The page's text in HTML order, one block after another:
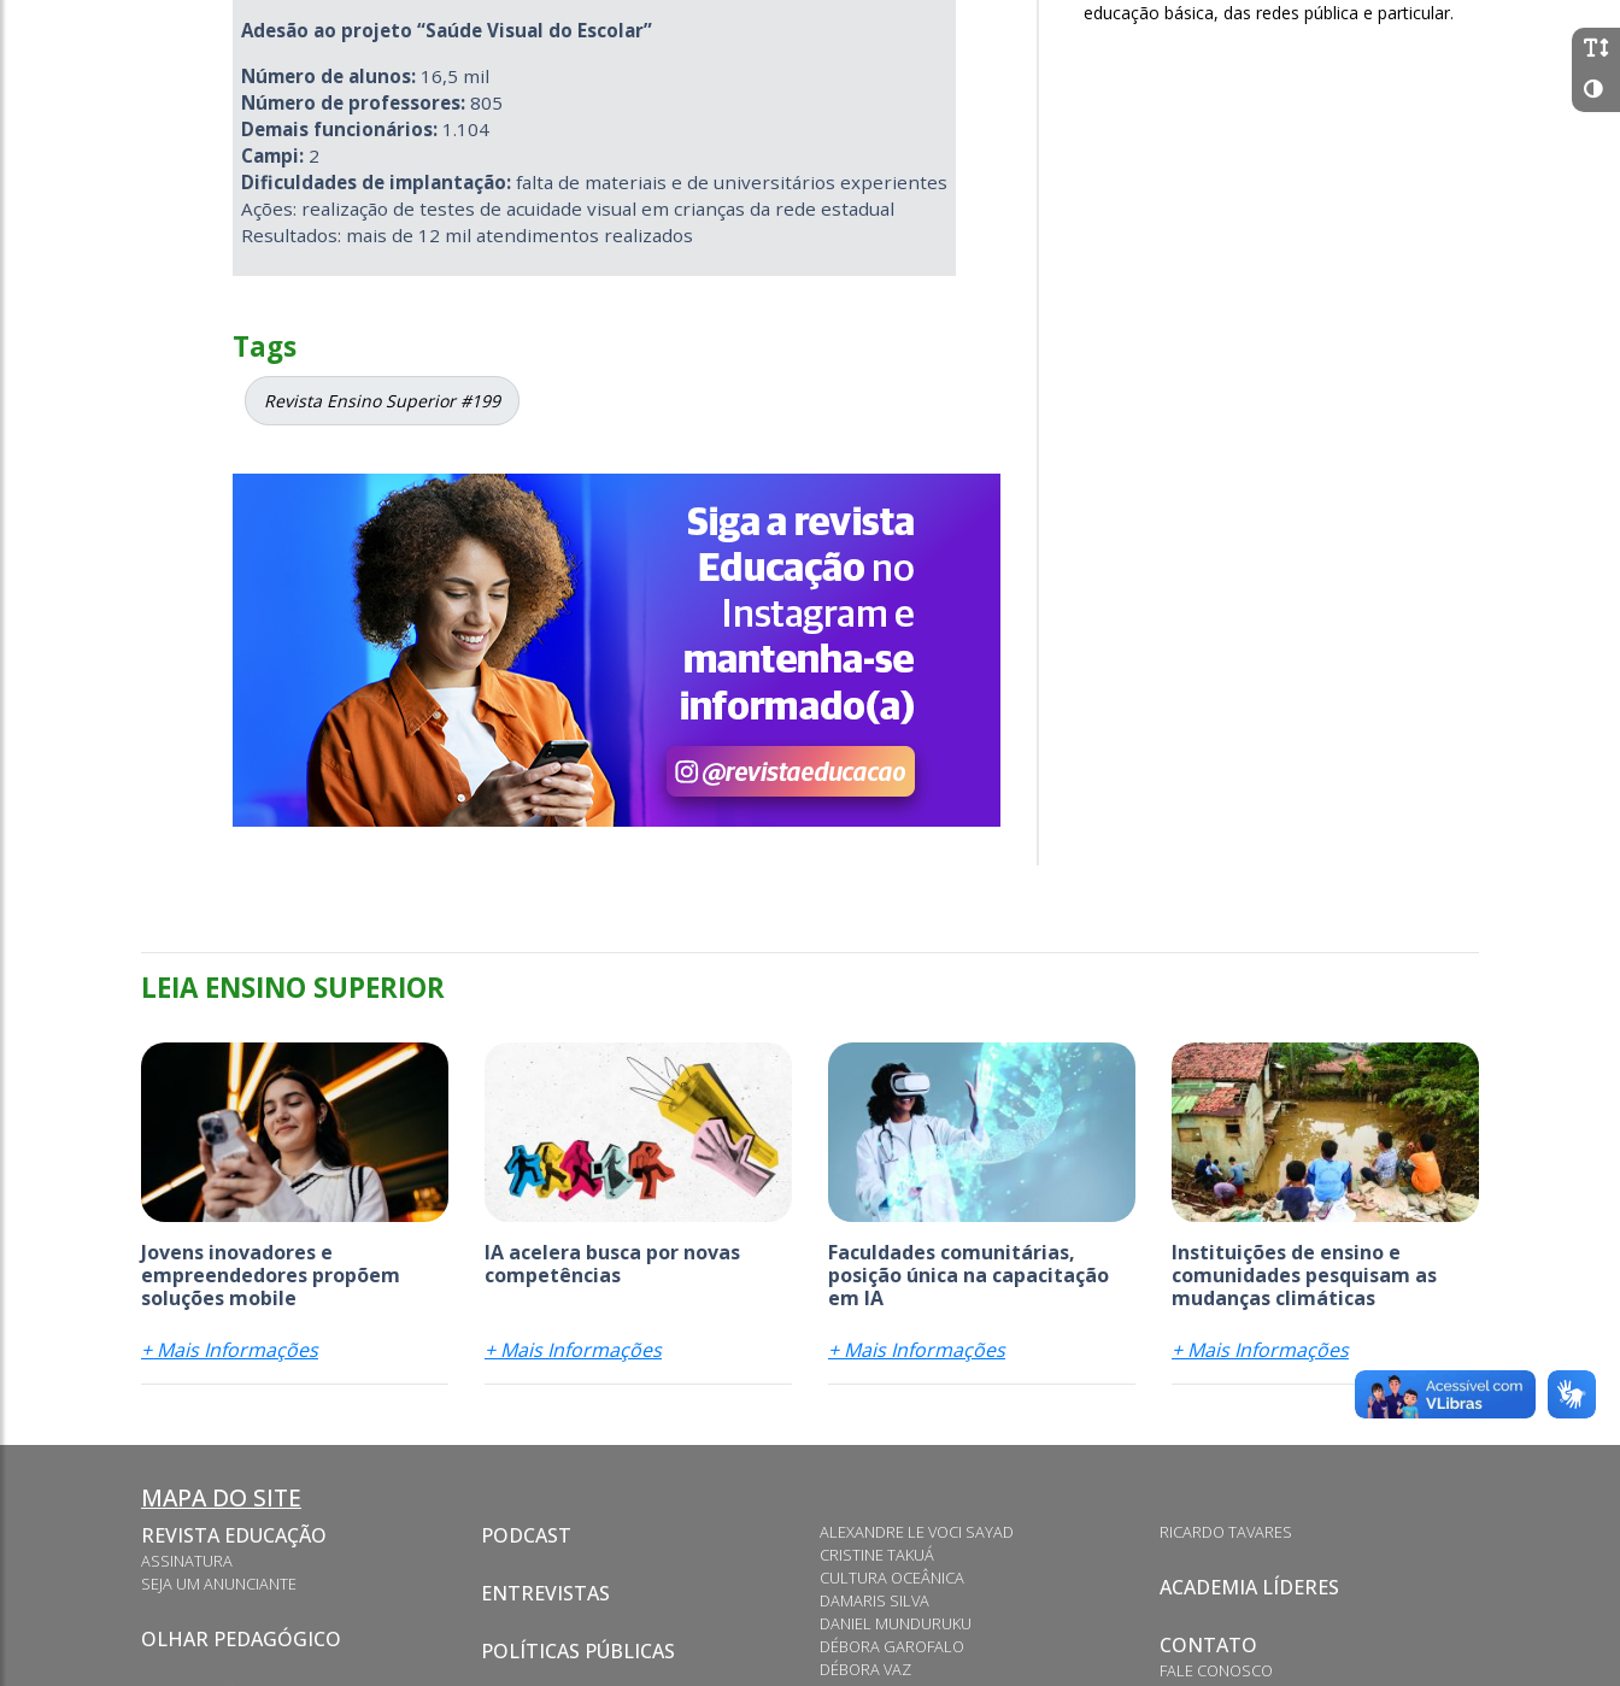
Adesão ao projeto “Saúde Visual do Escolar”
Número de alunos:16,5 mil
Número de professores:805
Demais funcionários:1.104
Campi:2
Dificuldades de implantação:falta de materiais e de universitários experientes
Ações: realização de testes de acuidade visual em crianças da rede estadual
Resultados: mais de 12 mil atendimentos realizados
Tags
Revista Ensino Superior #199
educação básica, das redes pública e particular.
LEIA ENSINO SUPERIOR
Jovens inovadores e
empreendedores propõem
soluções mobile
+ Mais Informações
IA acelera busca por novas
competências
+ Mais Informações
Faculdades comunitárias,
posição única na capacitação
em IA
+ Mais Informações
Instituições de ensino e
comunidades pesquisam as
mudanças climáticas
+ Mais Informações
MAPA DO SITE
REVISTA EDUCAÇÃO
ASSINATURA
SEJA UM ANUNCIANTE
OLHAR PEDAGÓGICO
PODCAST
ENTREVISTAS
POLÍTICAS PÚBLICAS
ALEXANDRE LE VOCI SAYAD
CRISTINE TAKUÁ
CULTURA OCEÂNICA
DAMARIS SILVA
DANIEL MUNDURUKU
DÉBORA GAROFALO
DÉBORA VAZ
RICARDO TAVARES
ACADEMIA LÍDERES
CONTATO
FALE CONOSCO